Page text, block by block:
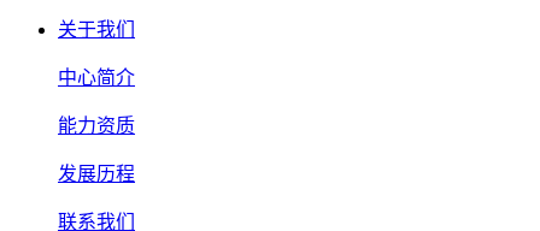
关于我们
中心简介
能力资质
发展历程
联系我们